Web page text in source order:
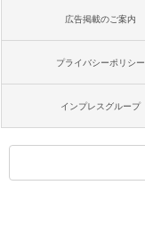
広告掲載のご案内
プライバシーポリシー
インプレスグループ